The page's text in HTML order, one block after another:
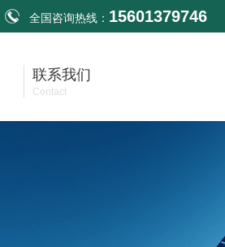
全国咨询热线： 15601379746
联系我们
Contact